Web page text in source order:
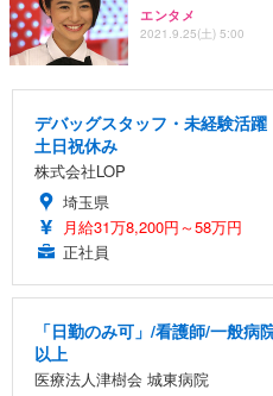
エンタメ
2021.9.25(土) 5:00
デバッグスタッフ・未経験活躍
土日祝休み
株式会社LOP
埼玉県
月給31万8,200円～58万円
正社員
「日勤のみ可」/看護師/一般
以上
医療法人津樹会 城東病院